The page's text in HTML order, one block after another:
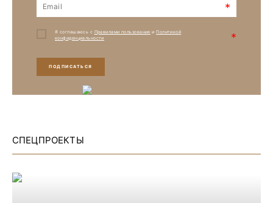
*
Я соглашаюсь с Правилами пользования иПолитикой
конфиденциальности
*
ПОДПИСАТЬСЯ
СПЕЦПРОЕКТЫ